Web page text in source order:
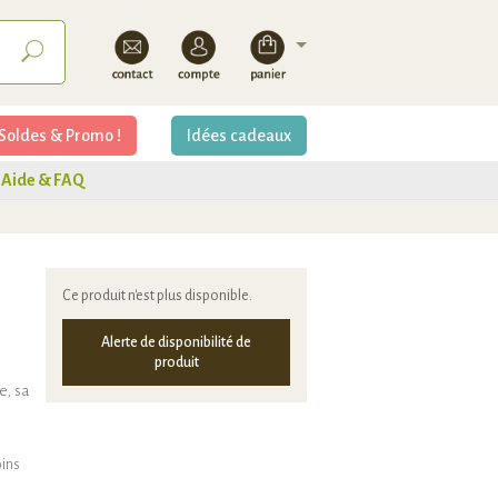
Idées cadeaux
Soldes & Promo !
Aide & FAQ
sa
Ce produit n'est plus disponible.
Alerte de disponibilité de
produit